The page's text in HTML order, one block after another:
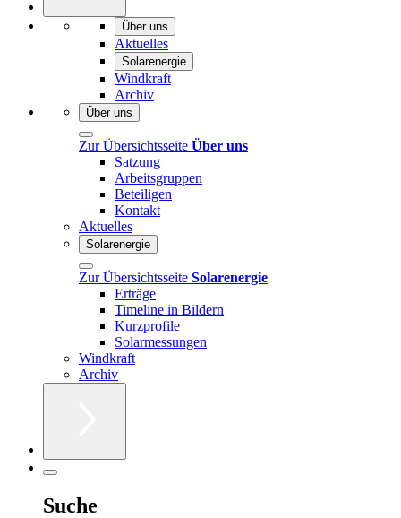
Über uns
Aktuelles
Solarenergie
Windkraft
Archiv
Über uns
Zur Übersichtsseite Über uns
Satzung
Arbeitsgruppen
Beteiligen
Kontakt
Aktuelles
Solarenergie
Zur Übersichtsseite Solarenergie
Erträge
Timeline in Bildern
Kurzprofile
Solarmessungen
Windkraft
Archiv
Suche